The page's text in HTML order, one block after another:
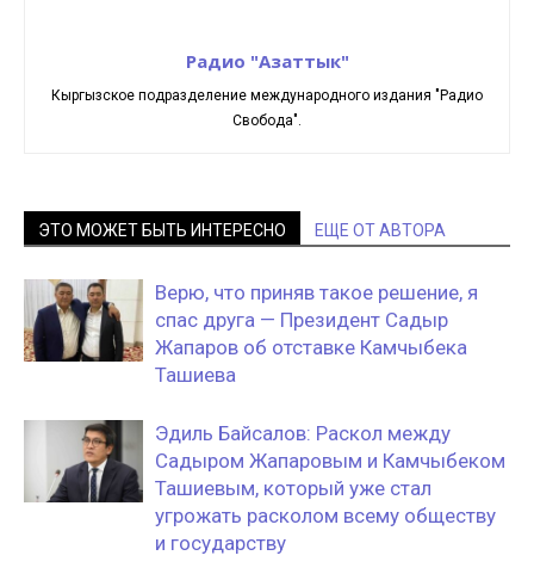
Радио "Азаттык"
Кыргызское подразделение международного издания "Радио
Свобода".
ЭТО МОЖЕТ БЫТЬ ИНТЕРЕСНО ЕЩЕ ОТ АВТОРА
Верю, что приняв такое решение, я
спас друга — Президент Садыр
Жапаров об отставке Камчыбека
Ташиева
Эдиль Байсалов: Раскол между
Садыром Жапаровым и Камчыбеком
Ташиевым, который уже стал
угрожать расколом всему обществу
и государству